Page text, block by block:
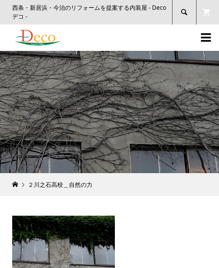
西条・新居浜・今治のリフォームを提案する内装屋 - Deco
デコ -


２川之石高校＿自然の力